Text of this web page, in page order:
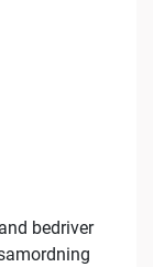
bedriver